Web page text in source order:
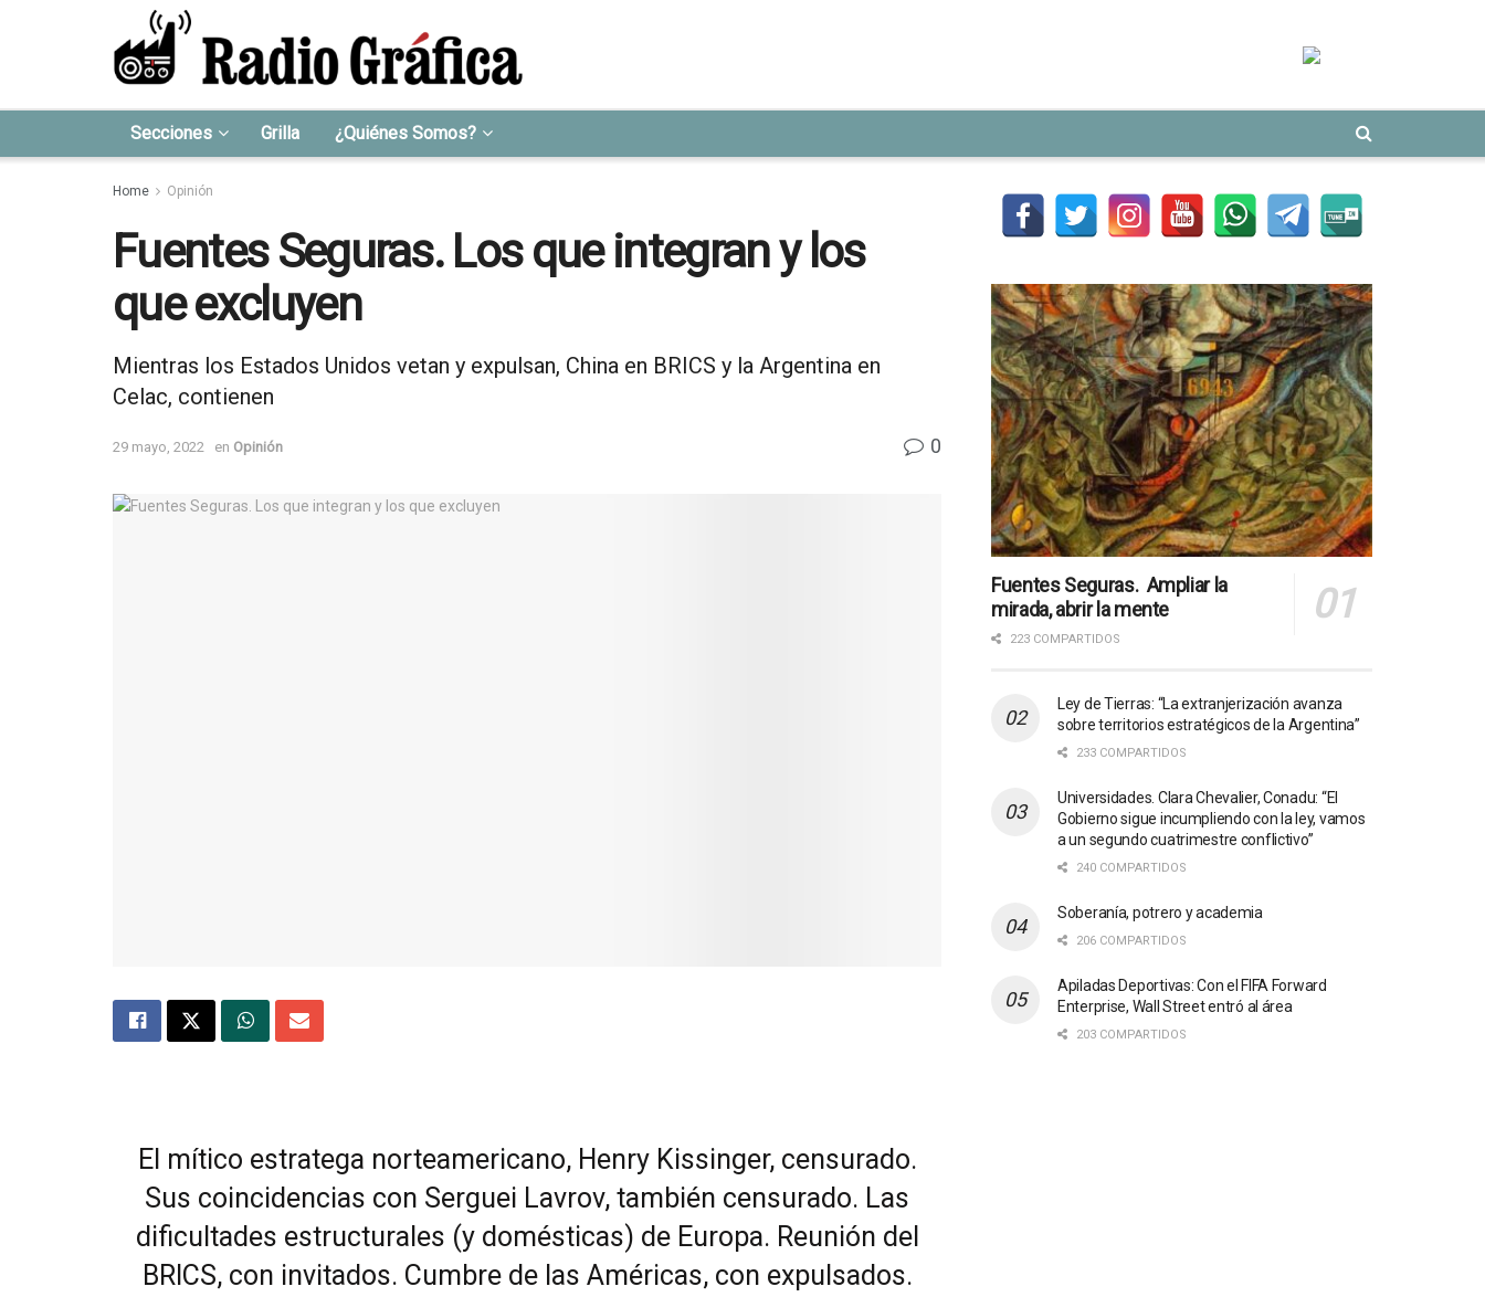
Secciones Grilla ¿Quiénes Somos?
Home Opinión
Fuentes Seguras. Los que integran y los
que excluyen
Mientras los Estados Unidos vetan y expulsan, China en BRICS y la Argentina en
Celac, contienen
29 mayo, 2022 en Opinión 0
El mítico estratega norteamericano, Henry Kissinger, censurado.
Sus coincidencias con Serguei Lavrov, también censurado. Las
dificultades estructurales (y domésticas) de Europa. Reunión del
BRICS, con invitados. Cumbre de las Américas, con expulsados.
Fuentes Seguras. Ampliar la
mirada, abrir la mente
223 COMPARTIDOS
Ley de Tierras: “La extranjerización avanza
sobre territorios estratégicos de la Argentina”
233 COMPARTIDOS
Universidades. Clara Chevalier, Conadu: “El
Gobierno sigue incumpliendo con la ley, vamos
a un segundo cuatrimestre conflictivo”
240 COMPARTIDOS
Soberanía, potrero y academia
206 COMPARTIDOS
Apiladas Deportivas: Con el FIFA Forward
Enterprise, Wall Street entró al área
203 COMPARTIDOS